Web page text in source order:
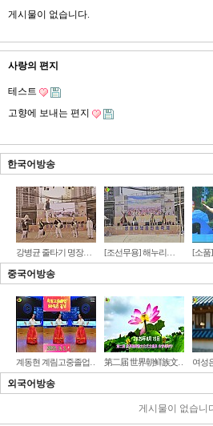
게시물이 없습니다.
사랑의 편지
테스트
고향에 보내는 편지
한국어방송
강병균 줄타기 명장… [조선무용] 해누리… [소품
중국어방송
계동현 계림고중졸업… 第二届 世界朝鲜族文… 여성
외국어방송
게시물이 없습니